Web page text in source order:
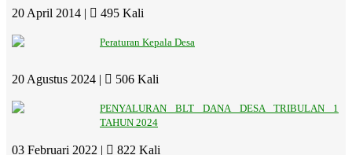
20 April 2014 | 495 Kali
Peraturan Kepala Desa
20 Agustus 2024 | 506 Kali
PENYALURAN BLT DANA DESA TRIBULAN 1
TAHUN 2024
03 Februari 2022 | 822 Kali